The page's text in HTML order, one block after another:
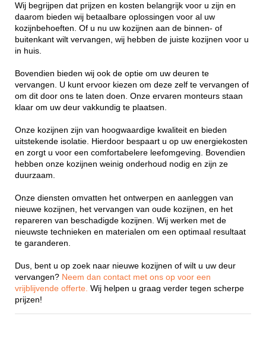
Wij begrijpen dat prijzen en kosten belangrijk voor u zijn en
daarom bieden wij betaalbare oplossingen voor al uw
kozijnbehoeften. Of u nu uw kozijnen aan de binnen- of
buitenkant wilt vervangen, wij hebben de juiste kozijnen voor u
in huis.
Bovendien bieden wij ook de optie om uw deuren te
vervangen. U kunt ervoor kiezen om deze zelf te vervangen of
om dit door ons te laten doen. Onze ervaren monteurs staan
klaar om uw deur vakkundig te plaatsen.
Onze kozijnen zijn van hoogwaardige kwaliteit en bieden
uitstekende isolatie. Hierdoor bespaart u op uw energiekosten
en zorgt u voor een comfortabelere leefomgeving. Bovendien
hebben onze kozijnen weinig onderhoud nodig en zijn ze
duurzaam.
Onze diensten omvatten het ontwerpen en aanleggen van
nieuwe kozijnen, het vervangen van oude kozijnen, en het
repareren van beschadigde kozijnen. Wij werken met de
nieuwste technieken en materialen om een optimaal resultaat
te garanderen.
Dus, bent u op zoek naar nieuwe kozijnen of wilt u uw deur
vervangen? Neem dan contact met ons op voor een
vrijblijvende offerte. Wij helpen u graag verder tegen scherpe
prijzen!